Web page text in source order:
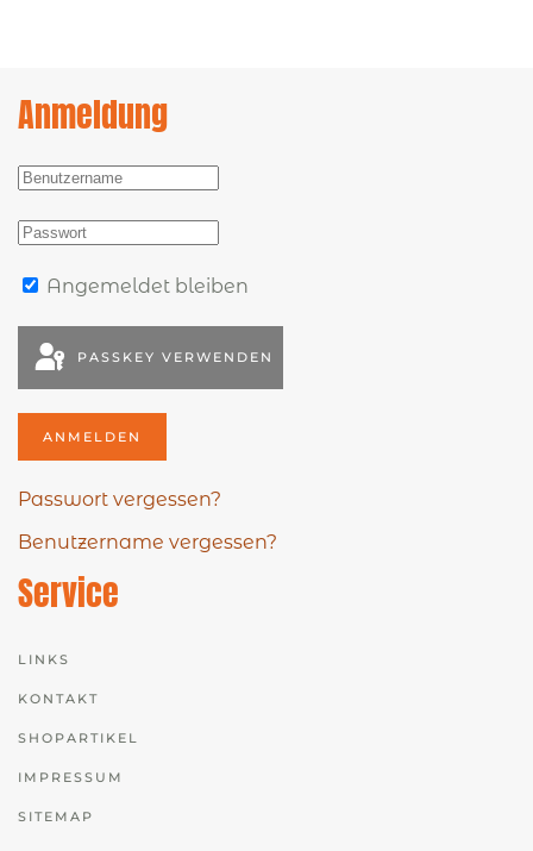
Anmeldung
Angemeldet bleiben
PASSKEY VERWENDEN
ANMELDEN
Passwort vergessen?
Benutzername vergessen?
Service
LINKS
KONTAKT
SHOPARTIKEL
IMPRESSUM
SITEMAP